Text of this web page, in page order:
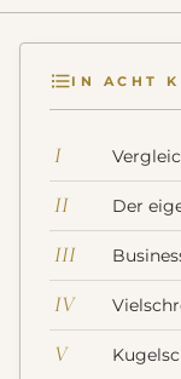
IN ACHT
I
II Der
III
IV
V